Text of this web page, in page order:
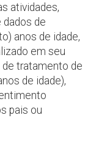
atividades,
de
anos de idade,
em seu
tratamento de
de idade),
pais ou